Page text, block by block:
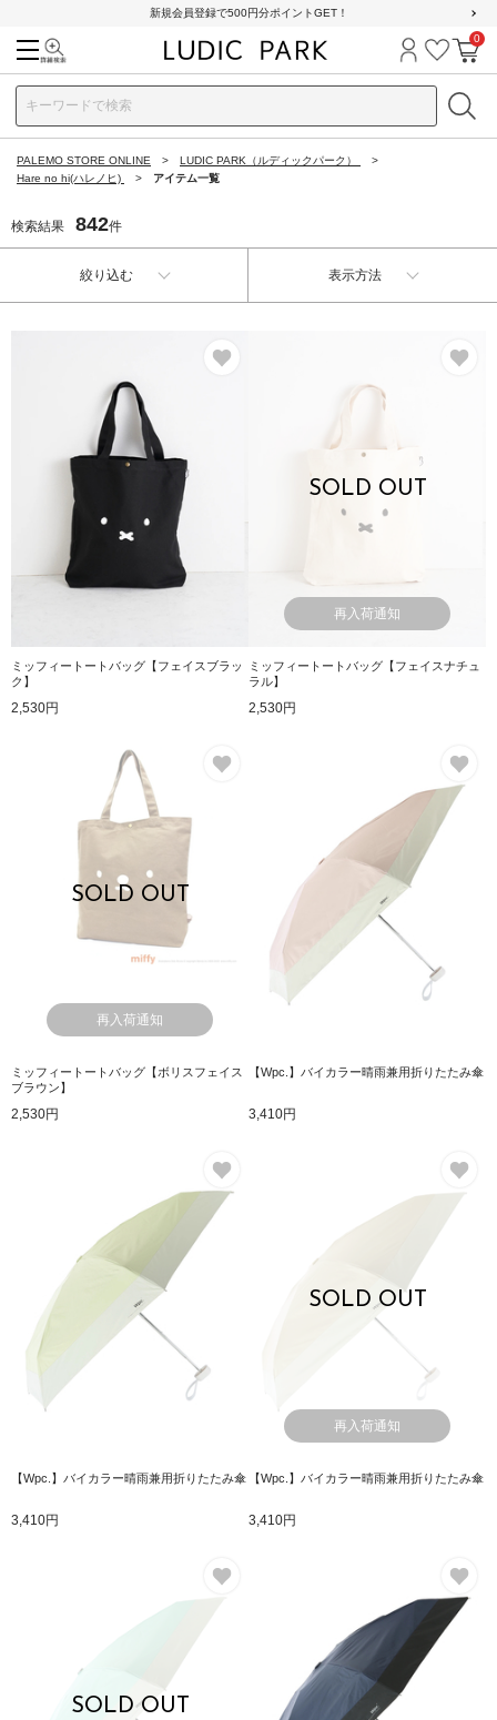
新規会員登録で500円分ポイントGET！
ログイン
お気に
カ
0
PALEMO STORE ONLINE
LUDIC PARK（ルディックパーク）
Hare no hi(ハレノヒ)
アイテム一覧
検索結果 842件
絞り込む 表示方法
ミッフィートートバッグ【フェイスブラッ
ク】
2,530円
SOLD OUT
再入荷通知
ミッフィートートバッグ【フェイスナチュ
ラル】
2,530円
SOLD OUT
再入荷通知
ミッフィートートバッグ【ボリスフェイス
ブラウン】
2,530円
【Wpc.】バイカラー晴雨兼用折りたたみ傘
3,410円
【Wpc.】バイカラー晴雨兼用折りたたみ傘
3,410円
SOLD OUT
再入荷通知
【Wpc.】バイカラー晴雨兼用折りたたみ傘
3,410円
SOLD OUT